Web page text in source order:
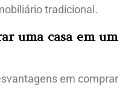
tradicional.
uma casa em um
em comprar